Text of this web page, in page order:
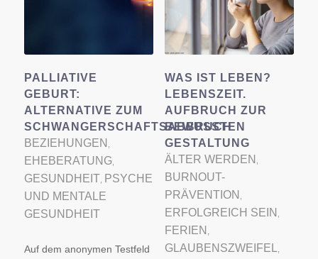
PALLIATIVE
GEBURT:
ALTERNATIVE ZUM
SCHWANGERSCHAFTSABBRUCH
BEZIEHUNGEN
EHEBERATUNG,
GESUNDHEIT PSYCHE
UND MENTALE
GESUNDHEIT
Auf dem anonymen Testfeld
WAS IST LEBEN?
LEBENSZEIT.
AUFBRUCH ZUR
BEWUSSTEN
GESTALTUNG
ÄLTER WERDEN
BURNOUT-
PRÄVENTION
ERFOLGREICH SEIN
FERIEN
GLAUBENSZWEIFEL